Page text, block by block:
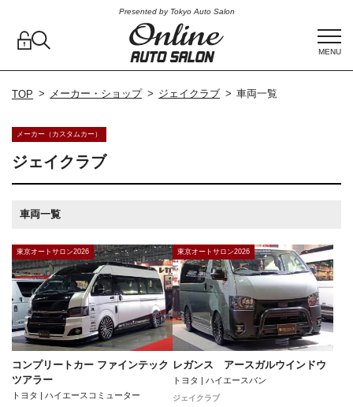
Presented by Tokyo Auto Salon
MENU
TOP メーカー・ショップ ジェイクラブ 車両一覧
メーカー（カスタムカー）
ジェイクラブ
車両一覧
東京オートサロン2026
コンプリートカー ファインテック
ツアラー
トヨタ | ハイエースコミューター
東京オートサロン2026
レガンス アースガルウインドウ
トヨタ | ハイエースバン
ジェイクラブ